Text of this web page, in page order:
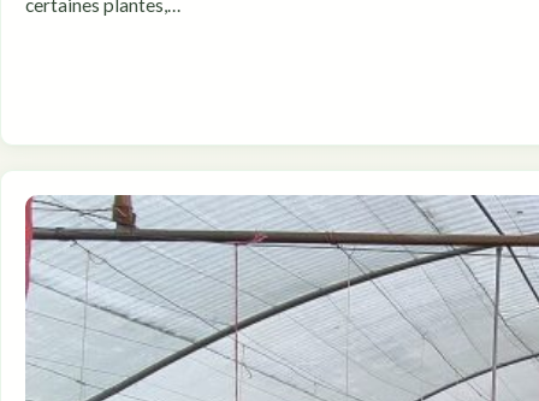
certaines plantes,…